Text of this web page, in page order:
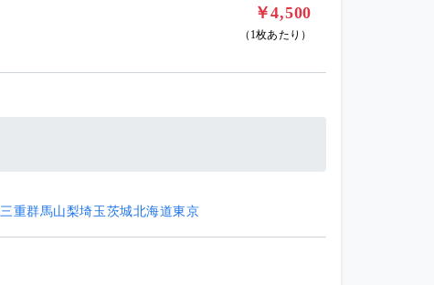
￥4,500
（1枚あたり）
三重群馬山梨埼玉茨城北海道東京